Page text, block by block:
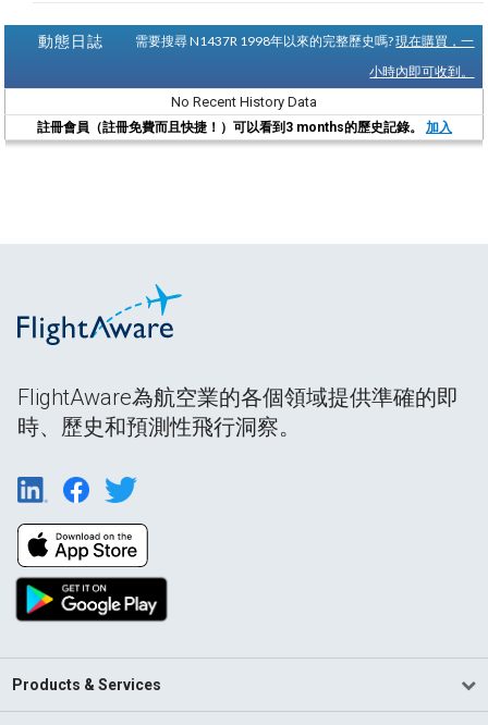
動態日誌 需要搜尋 N1437R 1998年以來的完整歷史嗎?現在購買，一
小時內即可收到。
No Recent History Data
註冊會員（註冊免費而且快捷！）可以看到3 months的歷史記錄。 加入
FlightAware為航空業的各個領域提供準確的即
時、歷史和預測性飛行洞察。
Products & Services